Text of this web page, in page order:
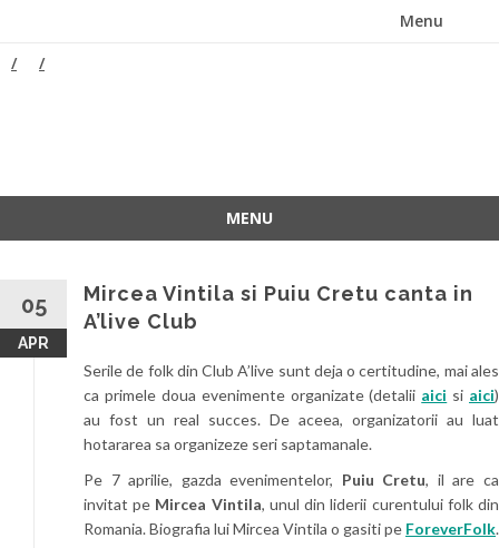
Menu
MENU
content
05
APR
Mircea Vintila si Puiu Cretu canta in
A’live Club
Serile de folk din Club A’live sunt deja o certitudine, mai ales
ca primele doua evenimente organizate (detalii aici si aici)
au fost un real succes. De aceea, organizatorii au luat
hotararea sa organizeze seri saptamanale.
Pe 7 aprilie, gazda evenimentelor, Puiu Cretu, il are ca
invitat pe Mircea Vintila, unul din liderii curentului folk din
Romania. Biografia lui Mircea Vintila o gasiti pe ForeverFolk.